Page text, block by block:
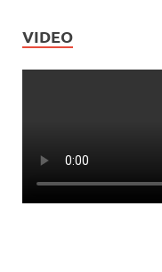
VIDEO